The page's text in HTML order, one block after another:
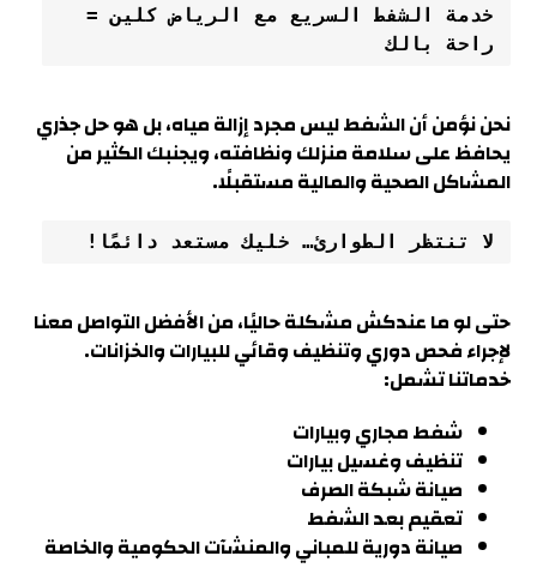
راحة بالك
نحن نؤمن أن الشفط ليس مجرد إزالة مياه، بل هو حل جذري
يحافظ على سلامة منزلك ونظافته، ويجنبك الكثير من
المشاكل الصحية والمالية مستقبلًا.
لا تنتظر الطوارئ… خليك مستعد دائمًا!
حتى لو ما عندكش مشكلة حاليًا، من الأفضل التواصل معنا
لإجراء فحص دوري وتنظيف وقائي للبيارات والخزانات.
خدماتنا تشمل:
شفط مجاري وبيارات
تنظيف وغسيل بيارات
صيانة شبكة الصرف
تعقيم بعد الشفط
صيانة دورية للمباني والمنشآت الحكومية والخاصة